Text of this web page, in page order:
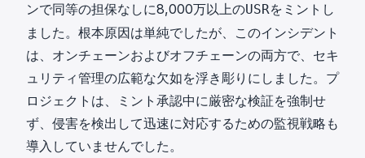
ンで同等の担保なしに8,000万以上のUSRをミントし
ました。根本原因は単純でしたが、このインシデント
は、オンチェーンおよびオフチェーンの両方で、セキ
ュリティ管理の広範な欠如を浮き彫りにしました。プ
ロジェクトは、ミント承認中に厳密な検証を強制せ
ず、侵害を検出して迅速に対応するための監視戦略も
導入していませんでした。